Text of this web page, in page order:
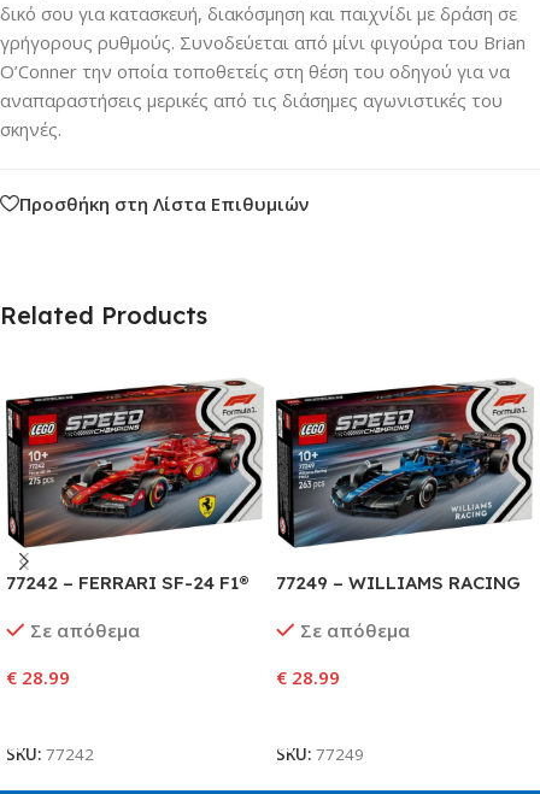
δικό σου για κατασκευή, διακόσμηση και παιχνίδι με δράση σε
γρήγορους ρυθμούς. Συνοδεύεται από μίνι φιγούρα του Brian
O’Conner την οποία τοποθετείς στη θέση του οδηγού για να
αναπαραστήσεις μερικές από τις διάσημες αγωνιστικές του
σκηνές.
Προσθήκη στη Λίστα Επιθυμιών
Related Products
77242 – FERRARI SF-24 F1®
Σε απόθεμα
€ 28.99
SKU: 77242
77249 – WILLIAMS RACING
Σε απόθεμα
€ 28.99
SKU: 77249